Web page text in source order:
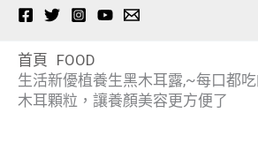
首頁 FOOD
生活新優植養生黑木耳露,~每口都
木耳顆粒，讓養顏美容更方便了